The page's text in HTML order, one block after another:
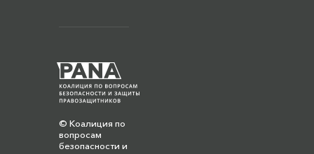
© Коалиция по
вопросам
безопасности и